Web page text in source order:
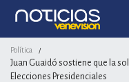
Política /
Juan Guaidó sostiene que la
Elecciones Presidenciales